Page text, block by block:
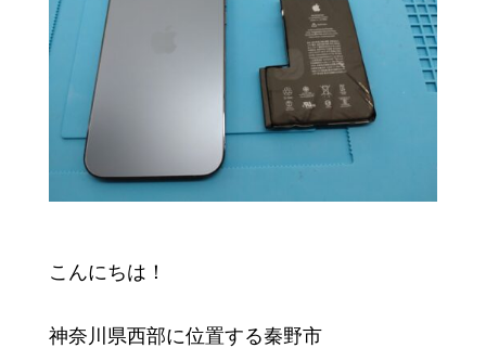
こんにちは！
神奈川県西部に位置する秦野市